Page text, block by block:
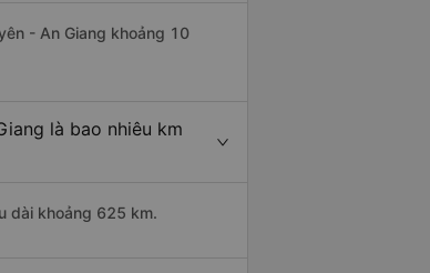
- An Giang khoảng 10
là bao nhiêu km
dài khoảng 625 km.